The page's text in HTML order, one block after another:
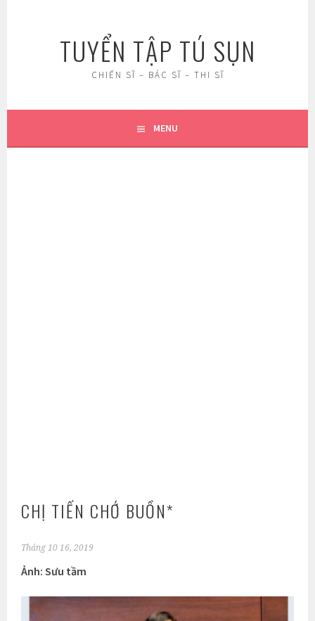
TUYỂN TẬP TÚ SỤN
CHIẾN SĨ – BÁC SĨ – THI SĨ
MENU
CHỊ TIẾN CHỚ BUỒN*
Tháng 10 16, 2019
Ảnh: Sưu tầm